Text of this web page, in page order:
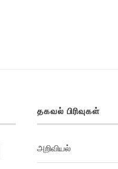
தகவல் பிரிவுகள்
அறிவியல்